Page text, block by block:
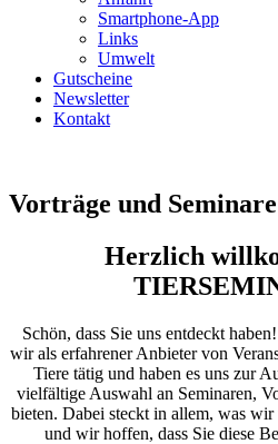
Smartphone-App
Links
Umwelt
Gutscheine
Newsletter
Kontakt
Vorträge und
Herzlich
Schön, dass Sie uns entdeckt
wir als erfahrener Anbieter von
Tiere tätig und haben es uns zur
vielfältige Auswahl an Seminaren,
bieten. Dabei steckt in allem, was
und wir hoffen, dass Sie diese